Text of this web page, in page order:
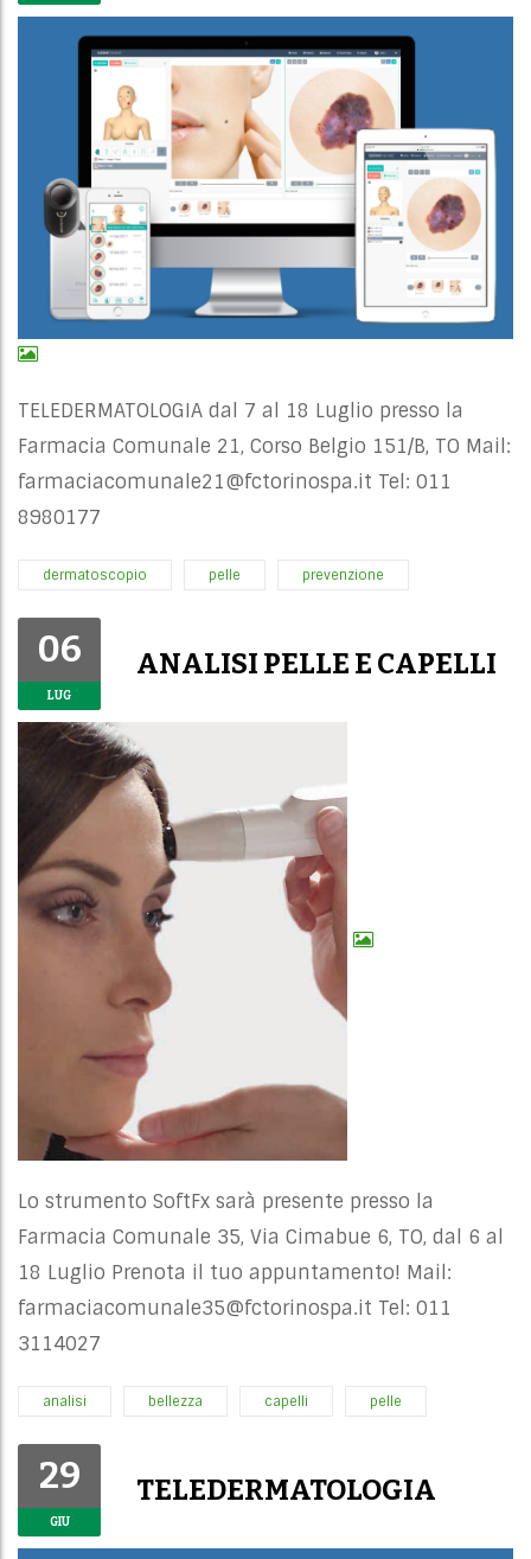
TELEDERMATOLOGIA dal 7 al 18 Luglio presso la
Farmacia Comunale 21, Corso Belgio 151/B, TO Mail:
farmaciacomunale21@fctorinospa.it Tel: 011
8980177
dermatoscopio pelle prevenzione
06
LUG
ANALISI PELLE E CAPELLI
Lo strumento SoftFx sarà presente presso la
Farmacia Comunale 35, Via Cimabue 6, TO, dal 6 al
18 Luglio Prenota il tuo appuntamento! Mail:
farmaciacomunale35@fctorinospa.it Tel: 011
3114027
analisi bellezza capelli pelle
29
GIU
TELEDERMATOLOGIA